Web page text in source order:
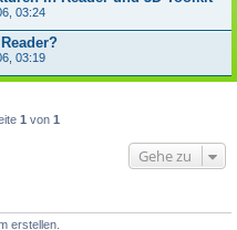
03:24
03:19
1 von 1
Gehe zu
erstellen.